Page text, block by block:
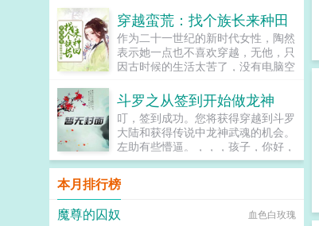
中将整个世界搅得天翻地覆呢如果您
喜欢末世之宠物领主，别忘记分享给
朋友...
穿越蛮荒：找个族长来种田
作为二十一世纪的新时代女性，陶然
表示她一点也不喜欢穿越，无他，只
因古时候的生活太苦了，没有电脑空
儿。只是她没想到她最不愿意的事情
还是发生了，而且还让她穿越到了最
原始的如果您喜欢穿越蛮荒找个族长
来种田，别忘记分享给朋友...
斗罗之从签到开始做龙神
叮，签到成功。您将获得穿越到斗罗
大陆和获得传说中龙神武魂的机会。
左助有些懵逼。，，，孩子，你好，
我叫千道流。？老者慈祥的看向左
助。孩子，从今天开始我就是你的师
父了。千道流？难道是斗罗里面的那
个大反派？左助有些懵逼。，，，左
助，这就是你未来的未婚妻了。千道
本月排行榜
魔尊的囚奴
血色白玫瑰